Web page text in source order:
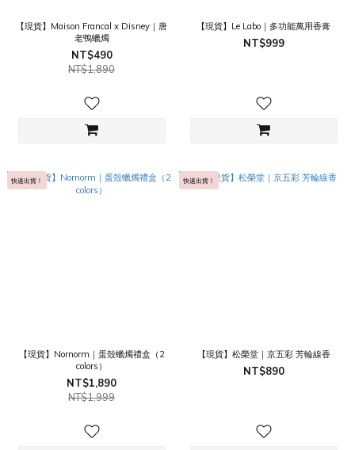
【現貨】Maison Francal x Disney｜唐
老鴨蠟燭
NT$490
NT$1,890
【現貨】Le Labo｜多功能萬用香膏
NT$999
快速出貨！
【現貨】Nornorm｜蛋殼蠟燭禮盒（2
colors）
NT$1,890
NT$1,999
快速出貨！
【現貨】松榮堂｜京五彩 芳輪線香
NT$890